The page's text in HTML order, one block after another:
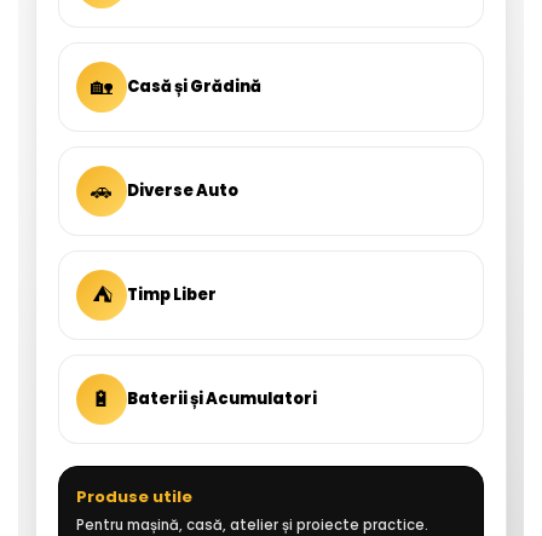
🏡 Casă și Grădină
🚗 Diverse Auto
⛺ Timp Liber
🔋 Baterii și Acumulatori
Produse utile
Pentru mașină, casă, atelier și proiecte practice.